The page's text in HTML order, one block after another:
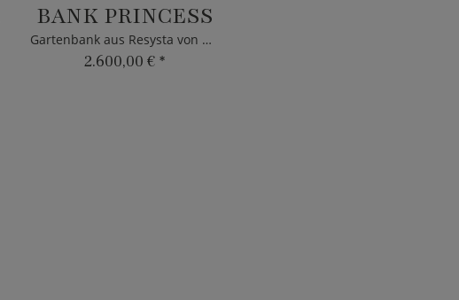
BANK PRINCESS
Gartenbank aus Resysta von MBM
2.600,00 € *